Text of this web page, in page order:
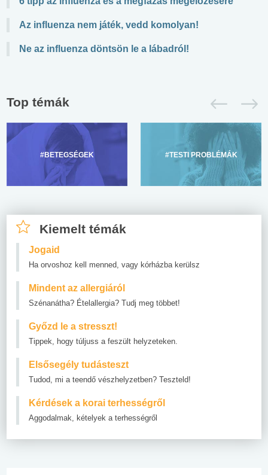
Az influenza nem játék, vedd komolyan!
Ne az influenza döntsön le a lábadról!
Top témák
#BETEGSÉGEK #TESTI PROBLÉMÁK
Kiemelt témák
Jogaid
Ha orvoshoz kell menned, vagy kórházba kerülsz
Mindent az allergiáról
Szénanátha? Ételallergia? Tudj meg többet!
Győzd le a stresszt!
Tippek, hogy túljuss a feszült helyzeteken.
Elsősegély tudásteszt
Tudod, mi a teendő vészhelyzetben? Teszteld!
Kérdések a korai terhességről
Aggodalmak, kételyek a terhességről